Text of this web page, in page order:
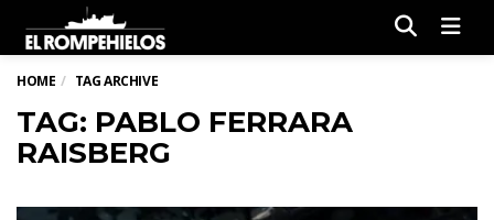
HOME TAG ARCHIVE
TAG: PABLO FERRARA
RAISBERG